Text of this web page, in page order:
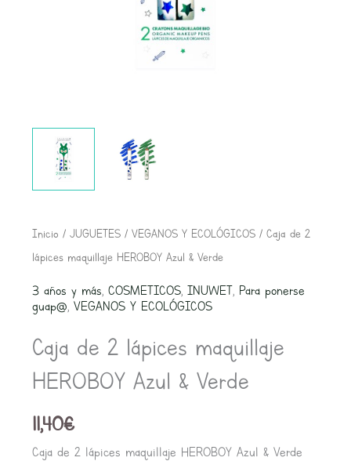
Inicio / JUGUETES/ VEGANOS Y ECOLÓGICOS/ Caja de 2
lápices maquillaje HEROBOY Azul & Verde
3 años y más, COSMETICOS, INUWET, Para ponerse
guap@, VEGANOS Y ECOLÓGICOS
Caja de 2 lápices maquillaje
HEROBOY Azul & Verde
11,40€
Caja de 2 lápices maquillaje HEROBOY Azul & Verde